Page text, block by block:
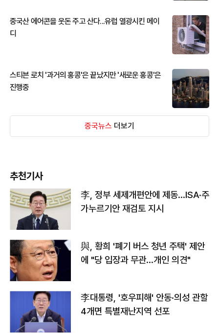
중국산 에어콘을 웃돈 주고 산다...유럽 열광시킨 메이
디
스티븐 로치 '과거의 홍콩'은 끝났지만 '새로운 홍콩'은
진행중
중국뉴스 더보기
추천기사
李, 정부 세제개편안에 제동…ISA·주
가누르기안 재검토 지시
與, 황희 '폐기 버스 청년 주택' 제안
에 "당 입장과 무관…개인 의견"
李대통령, '호우피해' 안동·의성 관할
4개면 특별재난지역 선포